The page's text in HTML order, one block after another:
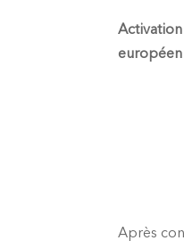
Activation
européen
Après